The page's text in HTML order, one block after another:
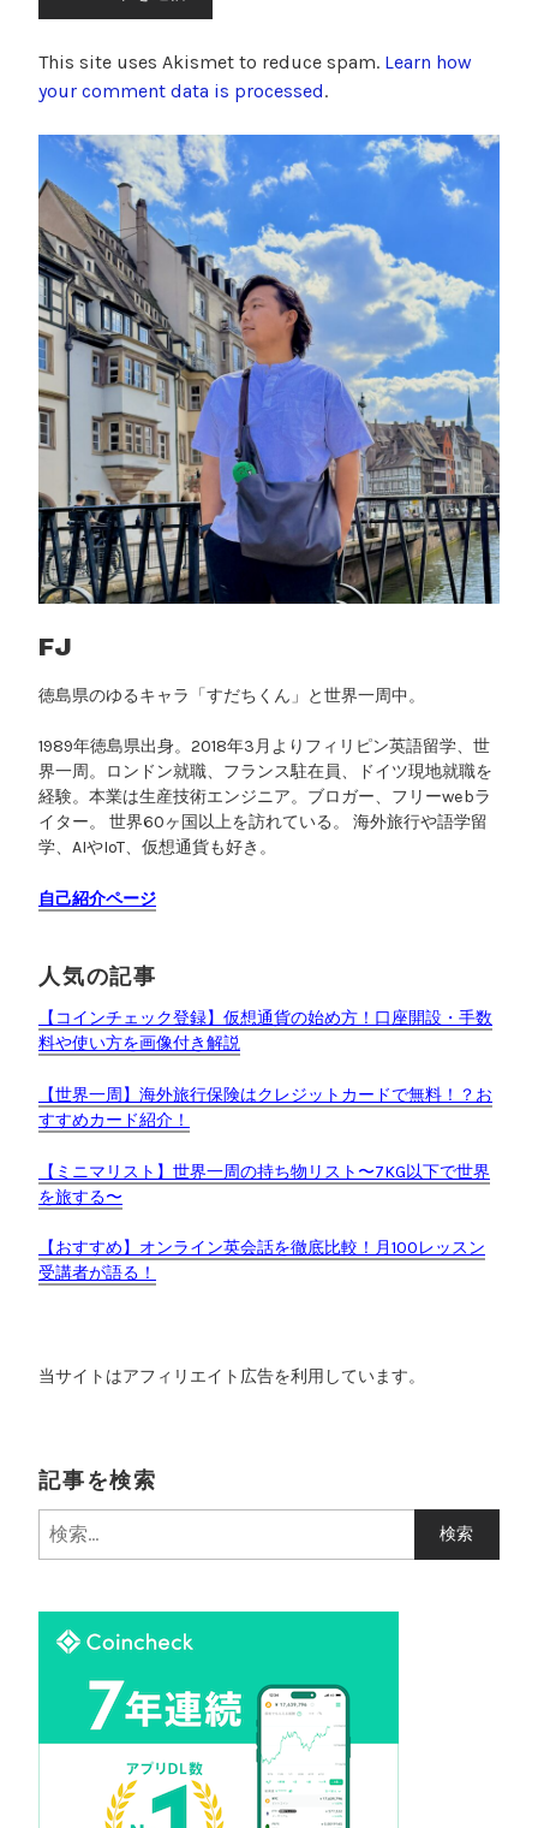
This site uses Akismet to reduce spam. Learn how
your comment data is processed.
FJ
徳島県のゆるキャラ「すだちくん」と世界一周中。
1989年徳島県出身。2018年3月よりフィリピン英語留学、世
界一周。ロンドン就職、フランス駐在員、ドイツ現地就職を
経験。本業は生産技術エンジニア。ブロガー、フリーwebラ
イター。 世界60ヶ国以上を訪れている。 海外旅行や語学留
学、AIやIoT、仮想通貨も好き。
自己紹介ページ
人気の記事
【コインチェック登録】仮想通貨の始め方！口座開設・手数
料や使い方を画像付き解説
【世界一周】海外旅行保険はクレジットカードで無料！？お
すすめカード紹介！
【ミニマリスト】世界一周の持ち物リスト〜7KG以下で世界
を旅する〜
【おすすめ】オンライン英会話を徹底比較！月100レッスン
受講者が語る！
当サイトはアフィリエイト広告を利用しています。
記事を検索
検
索